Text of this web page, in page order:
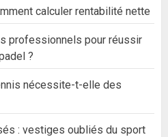
calculer rentabilité nette
professionnels pour réussir
?
nécessite-t-elle des
: vestiges oubliés du sport